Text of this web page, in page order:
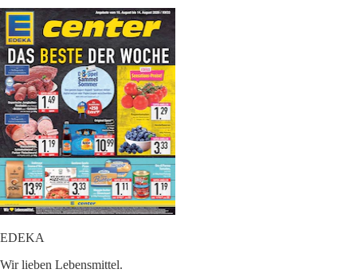
EDEKA
Wir lieben Lebensmittel.